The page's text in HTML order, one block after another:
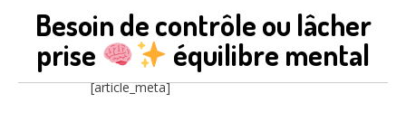
Besoin de contrôle ou lâcher
prise
équilibre mental
[article_meta]